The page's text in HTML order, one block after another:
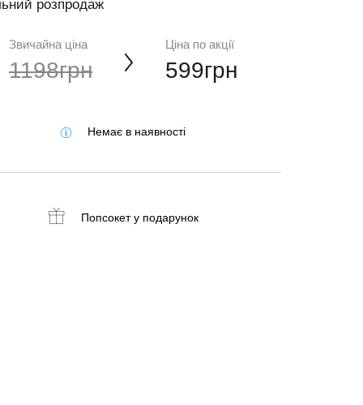
розпродаж
Звичайна ціна
1198грн
Ціна по акції
599грн
Немає в наявності
Попсокету подарунок